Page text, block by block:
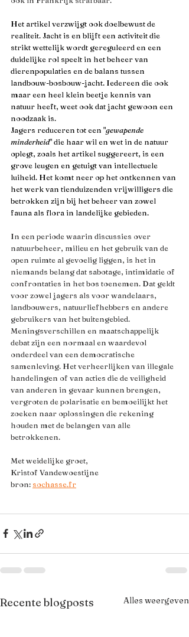
Het artikel verzwijgt ook doelbewust de
realiteit. Jacht is en blijft een activiteit die
strikt wettelijk wordt gereguleerd en een
duidelijke rol speelt in het beheer van
dierenpopulaties en de balans tussen
landbouw-bosbouw-jacht. Iedereen die ook
maar een heel klein beetje kennis van
natuur heeft, weet ook dat jacht gewoon een
noodzaak is.
Jagers reduceren tot een "gewapende
minderheid" die haar wil en wet in de natuur
oplegt, zoals het artikel suggereert, is een
grove leugen en getuigt van intellectuele
luiheid. Het komt neer op het ontkennen van
het werk van tienduizenden vrijwilligers die
betrokken zijn bij het beheer van zowel
fauna als flora in landelijke gebieden.
In een periode waarin discussies over
natuurbeheer, milieu en het gebruik van de
open ruimte al gevoelig liggen, is het in
niemands belang dat sabotage, intimidatie of
confrontaties in het bos toenemen. Dat geldt
voor zowel jagers als voor wandelaars,
landbouwers, natuurliefhebbers en andere
gebruikers van het buitengebied.
Meningsverschillen en maatschappelijk
debat zijn een normaal en waardevol
onderdeel van een democratische
samenleving. Het verheerlijken van illegale
handelingen of van acties die de veiligheid
van anderen in gevaar kunnen brengen,
vergroten de polarisatie en bemoeilijkt het
zoeken naar oplossingen die rekening
houden met de belangen van alle
betrokkenen.
Met weidelijke groet,
Kristof Vandewoestijne
bron: sochasse.fr
Recente blogposts Alles weergeven